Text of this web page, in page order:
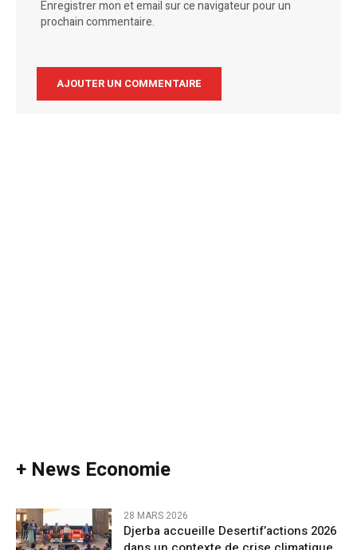
Enregistrer mon et email sur ce navigateur pour un
prochain commentaire.
+ News Economie
28 MARS 2026
Djerba accueille Desertif’actions 2026